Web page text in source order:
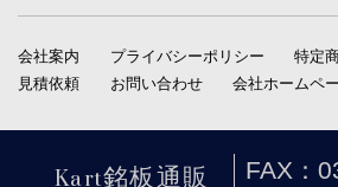
会社案内 プライバシーポリシー
特定
見積依頼
お問い合わせ 会社ホームペ
FAX：